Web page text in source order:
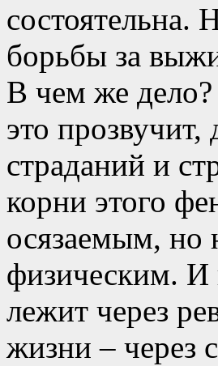
состоятельна.
борьбы за
В чем же
это
страданий и
корни этого
осязаемым, но
физическим.
лежит через
жизни – через